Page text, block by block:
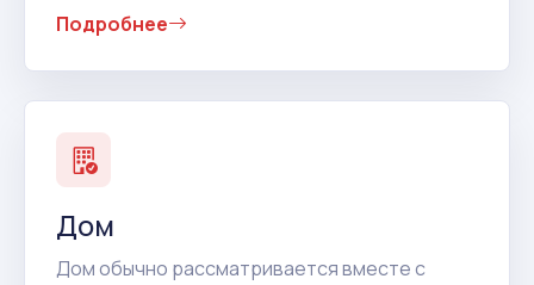
Подробнее
Дом
Дом обычно рассматривается вместе с